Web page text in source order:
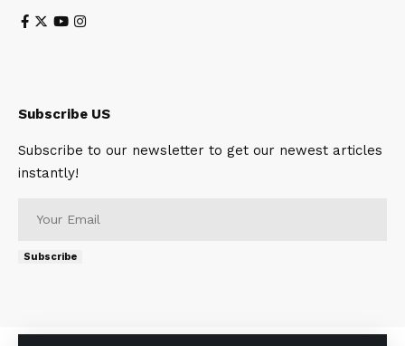
Subscribe US
Subscribe to our newsletter to get our newest articles
instantly!
Subscribe